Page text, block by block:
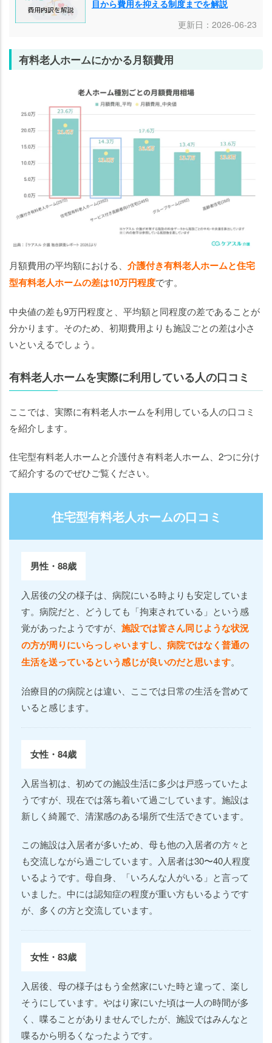
目から費用を抑える制度までを解説
更新日：2026-06-23
有料老人ホームにかかる月額費用
月額費用の平均額における、 介護付き有料老人ホームと住宅
型有料老人ホームの差は10万円程度です。
中央値の差も9万円程度と、平均額と同程度の差であることが
分かります。そのため、初期費用よりも施設ごとの差は小さ
いといえるでしょう。
有料老人ホームを実際に利用している人の口コミ
ここでは、実際に有料老人ホームを利用している人の口コミ
を紹介します。
住宅型有料老人ホームと介護付き有料老人ホーム、2つに分け
て紹介するのでぜひご覧ください。
住宅型有料老人ホームの口コミ
男性・88歳
入居後の父の様子は、病院にいる時よりも安定していま
す。病院だと、どうしても「拘束されている」という感
覚があったようですが、 施設では皆さん同じような状況
の方が周りにいらっしゃいますし、病院ではなく普通の
生活を送っているという感じが良いのだと思います。
治療目的の病院とは違い、ここでは日常の生活を営めて
いると感じます。
女性・84歳
入居当初は、初めての施設生活に多少は戸惑っていたよ
うですが、現在では落ち着いて過ごしています。施設は
新しく綺麗で、清潔感のある場所で生活できています。
この施設は入居者が多いため、母も他の入居者の方々と
も交流しながら過ごしています。入居者は30〜40人程度
いるようです。母自身、「いろんな人がいる」と言って
いました。中には認知症の程度が重い方もいるようです
が、多くの方と交流しています。
女性・83歳
入居後、母の様子はもう全然家にいた時と違って、楽し
そうにしています。やはり家にいた頃は一人の時間が多
く、喋ることがありませんでしたが、施設ではみんなと
喋るから明るくなったようです。